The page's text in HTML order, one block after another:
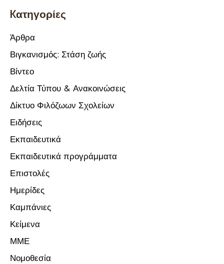
Kατηγορίες
Άρθρα
Βιγκανισμός: Στάση ζωής
Βίντεο
Δελτία Τύπου & Ανακοινώσεις
Δίκτυο Φιλόζωων Σχολείων
Ειδήσεις
Εκπαιδευτικά
Εκπαιδευτικά προγράμματα
Επιστολές
Ημερίδες
Καμπάνιες
Κείμενα
ΜΜΕ
Νομοθεσία